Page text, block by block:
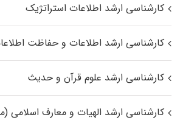
کارشناسی ارشد اطلاعات استراتژیک
کارشناسی ارشد اطلاعات و حفاظت
کارشناسی ارشد علوم قرآن و حدیث
کارشناسی ارشد الهیات و معارف